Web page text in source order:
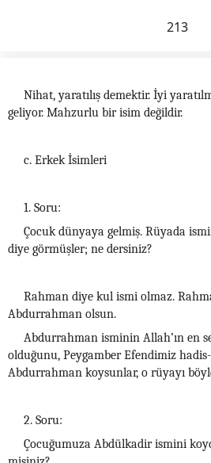
213
Nihat, yaratılış demektir. İyi
geliyor. Mahzurlu bir isim değildir.
c. Erkek İsimleri
1. Soru:
Çocuk dünyaya gelmiş. Rüyada
diye görmüşler; ne dersiniz?
Rahman diye kul ismi olmaz.
Abdurrahman olsun.
Abdurrahman isminin Allah’ın en
olduğunu, Peygamber Efendimiz
Abdurrahman koysunlar, o rüyayı
2. Soru:
Çocuğumuza Abdülkadir ismini